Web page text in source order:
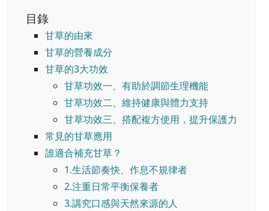
目錄
甘草的由來
甘草的營養成分
甘草的3大功效
甘草功效一、有助於調節生理機能
甘草功效二、維持健康與體力支持
甘草功效三、搭配複方使用，提升保護力
常見的甘草應用
誰適合補充甘草？
1.生活節奏快、作息不規律者
2.注重日常平衡保養者
3.講究口感與天然來源的人